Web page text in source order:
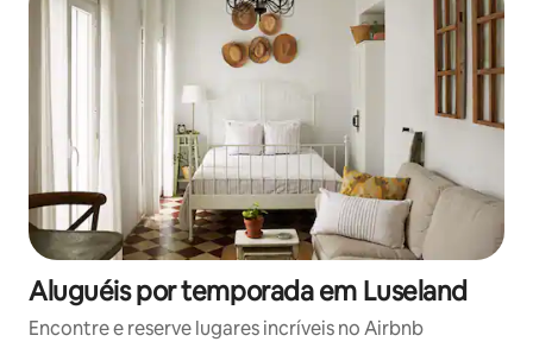
Aluguéis por temporada em Luseland
Encontre e reserve lugares incríveis no Airbnb